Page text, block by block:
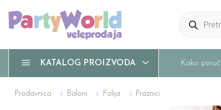
search
KATALOG PROIZVODA Kako
Prodavnica Baloni Folija Praznici